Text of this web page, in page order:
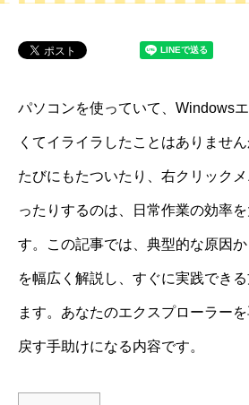
パソコンを使っていて、Windows
くてイライラしたことはありませ
たびにもたついたり、右クリック
ったりするのは、日常作業の効率
す。この記事では、典型的な原因
を幅広く解説し、すぐに実践でき
ます。あなたのエクスプローラー
戻す手助けになる内容です。